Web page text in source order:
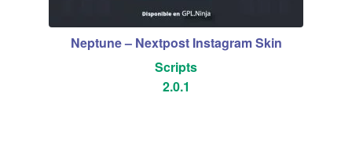
Neptune – Nextpost Instagram Skin
Scripts
2.0.1